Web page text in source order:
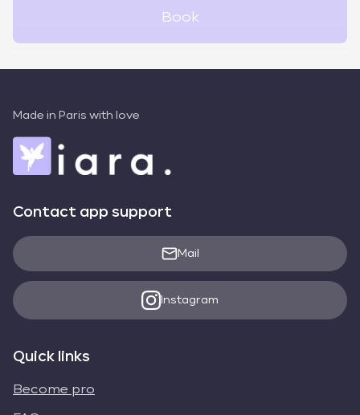
Book
Made in Paris with love
Contact app support
Mail
Instagram
Quick links
Become pro